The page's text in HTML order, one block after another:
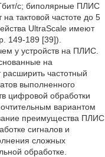
с; биполярные ПЛИС
тактовой частоте до 5
UltraScale имеют
149-189 [39]).
у устройств на ПЛИС.
на
частотный
выполненного
цифровой обработки
вариантом
преимущества ПЛИС
сигналов и
сложных
обработке.